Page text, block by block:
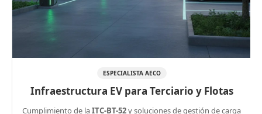
ESPECIALISTA AECO
Infraestructura EV para Terciario y Flotas
Cumplimiento de laITC-BT-52y soluciones de gestión de carga